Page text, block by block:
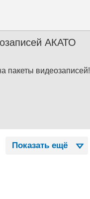
АКАТО
пакеты видеозаписей!
Показать ещё